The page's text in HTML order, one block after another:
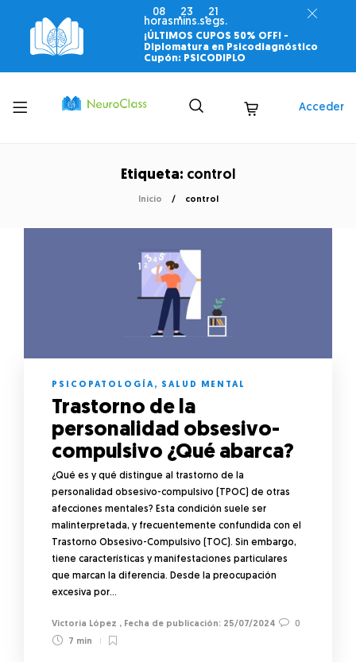
08
horas
23
mins.
20
segs.
¡ÚLTIMOS CUPOS 50% OFF! -
Diplomatura en Psicodiagnóstico
Cupón: PSICODIPLO
Toggle
menu
Acceder
Etiqueta: control
Inicio control
PSICOPATOLOGÍA, SALUD MENTAL
Trastorno de la
personalidad obsesivo-
compulsivo ¿Qué abarca?
¿Qué es y qué distingue al trastorno de la
personalidad obsesivo-compulsivo (TPOC) de otras
afecciones mentales? Esta condición suele ser
malinterpretada, y frecuentemente confundida con el
Trastorno Obsesivo-Compulsivo (TOC). Sin embargo,
tiene características y manifestaciones particulares
que marcan la diferencia. Desde la preocupación
excesiva por…
Victoria López , 25/07/2024
0
7 min